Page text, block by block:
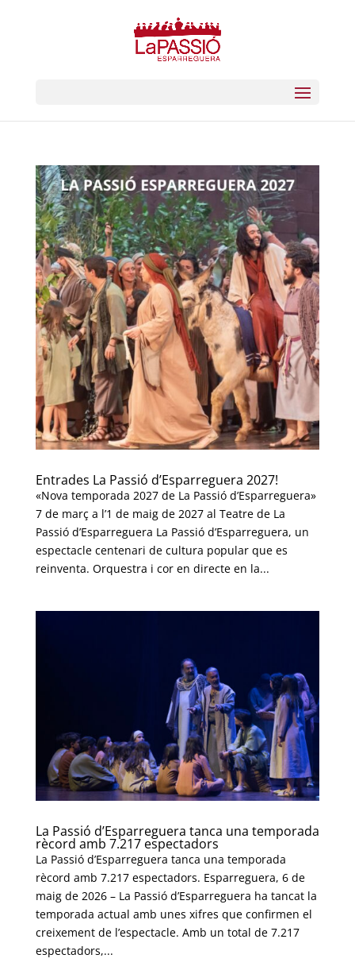
Entrades La Passió d’Esparreguera 2027!
«Nova temporada 2027 de La Passió d’Esparreguera»
7 de març a l’1 de maig de 2027 al Teatre de La
Passió d’Esparreguera La Passió d’Esparreguera, un
espectacle centenari de cultura popular que es
reinventa. Orquestra i cor en directe en la...
La Passió d’Esparreguera tanca una temporada
rècord amb 7.217 espectadors
La Passió d’Esparreguera tanca una temporada
rècord amb 7.217 espectadors. Esparreguera, 6 de
maig de 2026 – La Passió d’Esparreguera ha tancat la
temporada actual amb unes xifres que confirmen el
creixement de l’espectacle. Amb un total de 7.217
espectadors,...